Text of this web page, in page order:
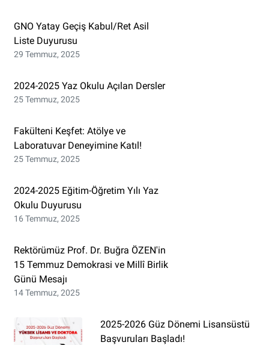
GNO Yatay Geçiş Kabul/Ret Asil
Liste Duyurusu
29 Temmuz, 2025
2024-2025 Yaz Okulu Açılan Dersler
25 Temmuz, 2025
Fakülteni Keşfet: Atölye ve
Laboratuvar Deneyimine Katıl!
25 Temmuz, 2025
2024-2025 Eğitim-Öğretim Yılı Yaz
Okulu Duyurusu
16 Temmuz, 2025
Rektörümüz Prof. Dr. Buğra ÖZEN'in
15 Temmuz Demokrasi ve Millî Birlik
Günü Mesajı
14 Temmuz, 2025
2025-2026 Güz Dönemi Lisansüstü
Başvuruları Başladı!